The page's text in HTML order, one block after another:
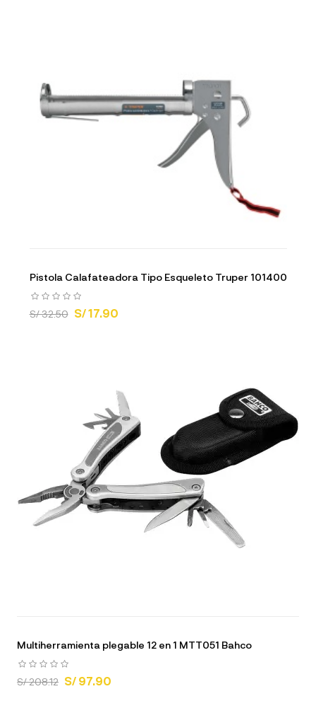
Pistola Calafateadora Tipo Esqueleto Truper 101400
S/ 32.50 S/ 17.90
Multiherramienta plegable 12 en 1 MTT051 Bahco
S/ 208.12 S/ 97.90